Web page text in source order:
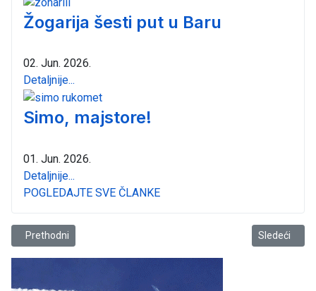
Žogarija šesti put u Baru
02. Jun. 2026.
Detaljnije...
Simo, majstore!
01. Jun. 2026.
Detaljnije...
POGLEDAJTE SVE ČLANKE
Prethodni članak: Sportski ribolov sa obale
Prethodni Sledeći
Sledeći